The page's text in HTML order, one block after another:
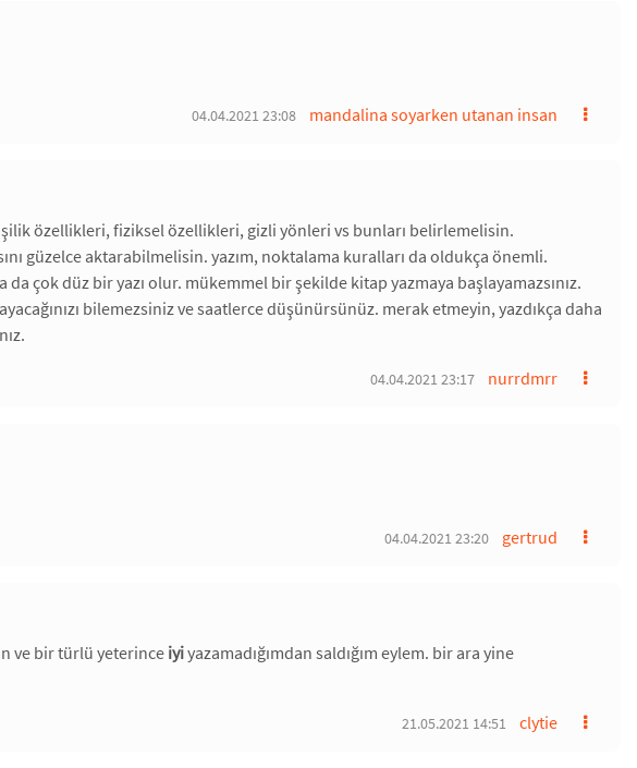
mandalina soyarken utanan insan
04.04.2021 23:08
özellikleri, fiziksel özellikleri, gizli yönleri vs bunları belirlemelisin.
güzelce aktarabilmelisin. yazım, noktalama kuralları da oldukça önemli.
çok düz bir yazı olur. mükemmel bir şekilde kitap yazmaya başlayamazsınız.
bilemezsiniz ve saatlerce düşünürsünüz. merak etmeyin, yazdıkça daha
nurrdmrr
04.04.2021 23:17
gertrud
04.04.2021 23:20
ve bir türlü yeterince iyiyazamadığımdan saldığım eylem. bir ara yine
clytie
21.05.2021 14:51